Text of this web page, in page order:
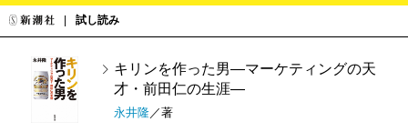
試し読み
キリンを作った男―マーケティングの天
才・前田仁の生涯―
永井隆 ／著